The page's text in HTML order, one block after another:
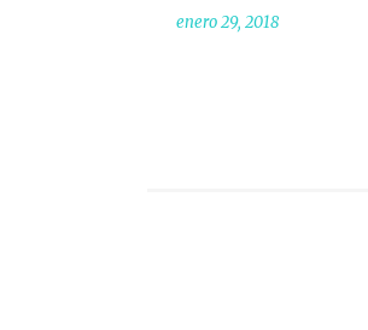
enero 29, 2018